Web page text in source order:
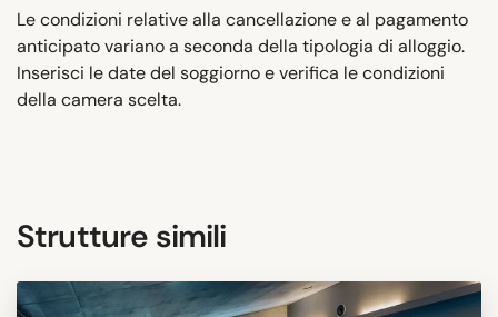
Le condizioni relative alla cancellazione e al pagamento
anticipato variano a seconda della tipologia di alloggio.
Inserisci le date del soggiorno e verifica le condizioni
della camera scelta.
Strutture simili